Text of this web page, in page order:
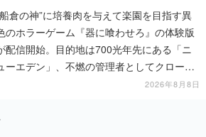
倉の神”に培養肉を与えて楽園を目指す異
のホラーゲーム『器に喰わせろ』の体験版
配信開始。目的地は700光年先にある「ニ
ーエデン」、不燃の管理者としてクローン
人間を増やし、加工して神に捧げる2026年8月8日